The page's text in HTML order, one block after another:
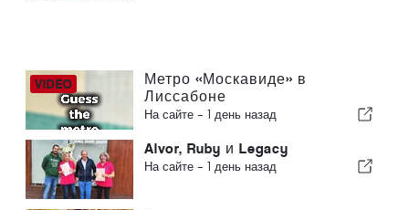
Метро «Москавиде» в
Лиссабоне
На сайте - 1 день назад
Alvor, Ruby и Legacy
На сайте - 1 день назад